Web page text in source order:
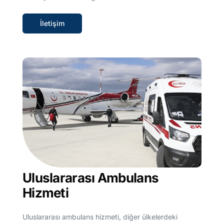
İletişim
Uluslararası Ambulans
Hizmeti
Uluslararası ambulans hizmeti, diğer ülkelerdeki